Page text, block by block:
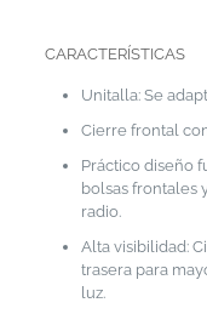
CARACTERÍSTICAS
Unitalla: Se
Cierre frontal
Práctico diseño
bolsas frontales
radio.
Alta visibilidad:
trasera para
luz.